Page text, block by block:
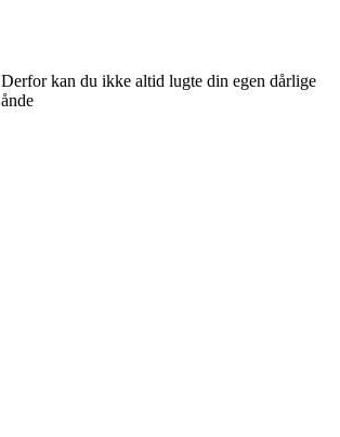
Derfor kan du ikke altid lugte din egen dårlige
ånde